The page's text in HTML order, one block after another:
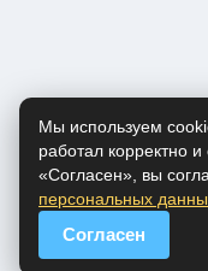
Мы используем
работал корректно
«Согласен», вы
персональных
Согласен